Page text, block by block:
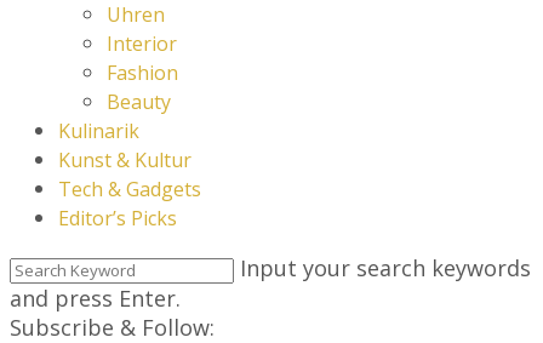
Uhren
Interior
Fashion
Beauty
Kulinarik
Kunst & Kultur
Tech & Gadgets
Editor’s Picks
Input your search keywords
and press Enter.
Subscribe & Follow: